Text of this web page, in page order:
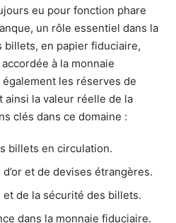
eu pour fonction phare
un rôle essentiel dans la
en papier fiduciaire,
à la monnaie
les réserves de
ainsi la valeur réelle de la
clés dans ce domaine :
billets en circulation.
et de devises étrangères.
de la sécurité des billets.
dans la monnaie fiduciaire.